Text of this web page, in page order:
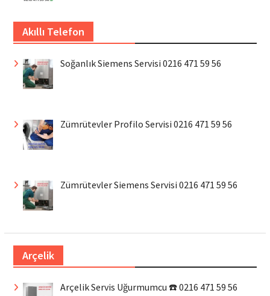
Akıllı Telefon
Soğanlık Siemens Servisi 0216 471 59 56
Zümrütevler Profilo Servisi 0216 471 59 56
Zümrütevler Siemens Servisi 0216 471 59 56
Arçelik
Arçelik Servis Uğurmumcu ☎️ 0216 471 59 56